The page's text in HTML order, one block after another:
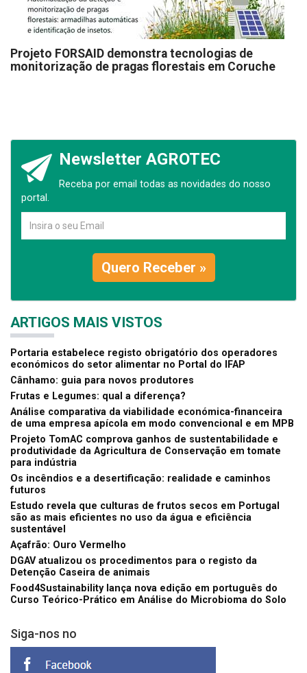
Projeto FORSAID demonstra tecnologias de
monitorização de pragas florestais em Coruche
Newsletter AGROTEC
Receba por email todas as novidades do nosso
portal.
Quero Receber »
ARTIGOS MAIS VISTOS
Portaria estabelece registo obrigatório dos operadores
económicos do setor alimentar no Portal do IFAP
Cânhamo: guia para novos produtores
Frutas e Legumes: qual a diferença?
Análise comparativa da viabilidade económica-financeira
de uma empresa apícola em modo convencional e em MPB
Projeto TomAC comprova ganhos de sustentabilidade e
produtividade da Agricultura de Conservação em tomate
para indústria
Os incêndios e a desertificação: realidade e caminhos
futuros
Estudo revela que culturas de frutos secos em Portugal
são as mais eficientes no uso da água e eficiência
sustentável
Açafrão: Ouro Vermelho
DGAV atualizou os procedimentos para o registo da
Detenção Caseira de animais
Food4Sustainability lança nova edição em português do
Curso Teórico-Prático em Análise do Microbioma do Solo
Siga-nos no